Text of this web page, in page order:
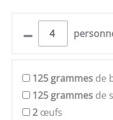
–
125 grammes de
125 grammes de
2 œufs